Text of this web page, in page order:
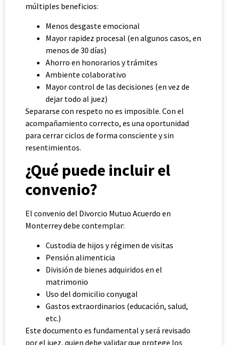
múltiples beneficios:
Menos desgaste emocional
Mayor rapidez procesal (en algunos casos, en
menos de 30 días)
Ahorro en honorarios y trámites
Ambiente colaborativo
Mayor control de las decisiones (en vez de
dejar todo al juez)
Separarse con respeto no es imposible. Con el
acompañamiento correcto, es una oportunidad
para cerrar ciclos de forma consciente y sin
resentimientos.
¿Qué puede incluir el
convenio?
El convenio del Divorcio Mutuo Acuerdo en
Monterrey debe contemplar:
Custodia de hijos y régimen de visitas
Pensión alimenticia
División de bienes adquiridos en el
matrimonio
Uso del domicilio conyugal
Gastos extraordinarios (educación, salud,
etc.)
Este documento es fundamental y será revisado
por el juez, quien debe validar que protege los